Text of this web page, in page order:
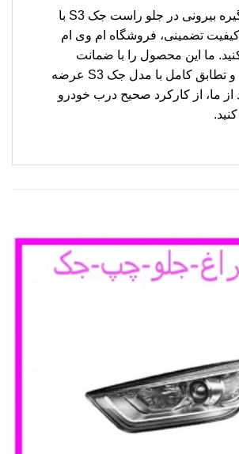
برای خرید دستگیره بیرونی در جلو راست جک S3 با
تضمینی، فروشگاه ام وی ام
ما این محصول را با ضمانت
سلامت فیزیکی و تطابق کامل با مدل جک S3 عرضه
از ما، از کارکرد صحیح درب خودرو